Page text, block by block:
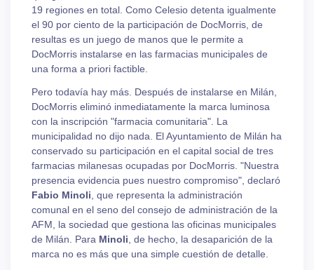
19 regiones en total. Como Celesio detenta igualmente
el 90 por ciento de la participación de DocMorris, de
resultas es un juego de manos que le permite a
DocMorris instalarse en las farmacias municipales de
una forma a priori factible.
Pero todavía hay más. Después de instalarse en Milán,
DocMorris eliminó inmediatamente la marca luminosa
con la inscripción "farmacia comunitaria". La
municipalidad no dijo nada. El Ayuntamiento de Milán ha
conservado su participación en el capital social de tres
farmacias milanesas ocupadas por DocMorris. "Nuestra
presencia evidencia pues nuestro compromiso", declaró
Fabio Minoli , que representa la administración
comunal en el seno del consejo de administración de la
AFM, la sociedad que gestiona las oficinas municipales
de Milán. Para Minoli , de hecho, la desaparición de la
marca no es más que una simple cuestión de detalle.